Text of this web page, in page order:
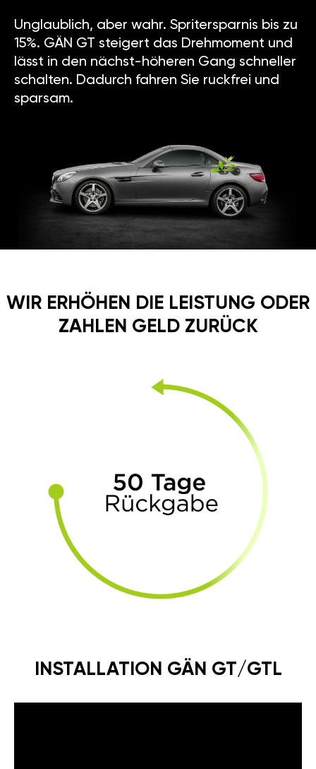
Unglaublich, aber wahr. Spritersparnis bis zu
15%. GÄN GT steigert das Drehmoment und
lässt in den nächst-höheren Gang schneller
schalten. Dadurch fahren Sie ruckfrei und
sparsam.
WIR ERHÖHEN DIE LEISTUNG ODER
ZAHLEN GELD ZURÜCK
INSTALLATION GÄN GT/GTL